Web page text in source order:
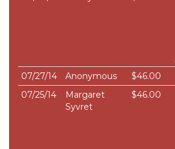
07/27/14
Anonymous
$46.00
07/25/14
Margaret
Syvret
$46.00